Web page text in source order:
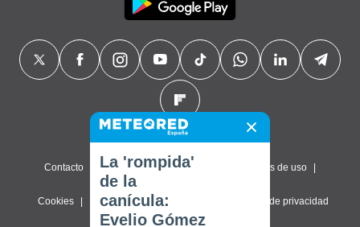
Contacto Sobre nosotros Términos de uso
Cookies Política de privacidad Configuración de privacidad
La 'rompida'
de la
canícula:
Evelio Gómez